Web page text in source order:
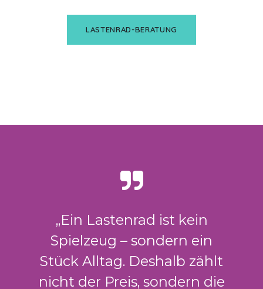
LASTENRAD-BERATUNG
„Ein Lastenrad ist kein
Spielzeug – sondern ein
Stück Alltag. Deshalb zählt
nicht der Preis, sondern die